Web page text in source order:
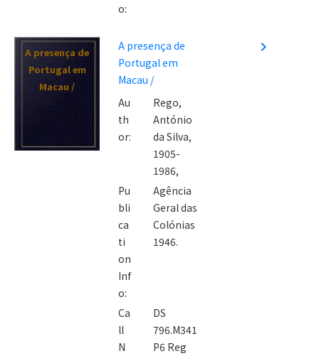
o:
A presença de
Portugal em
Macau /
A presença de
Portugal em
Macau /
Au
th
or:
Rego,
António
da Silva,
1905-
1986,
Pu
bli
ca
ti
on
Inf
o:
Agência
Geral das
Colónias
1946.
Ca
ll
N
DS
796.M341
P6 Reg
navigate_next